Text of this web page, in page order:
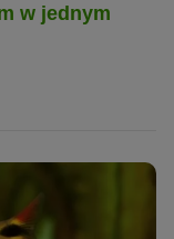
w jednym